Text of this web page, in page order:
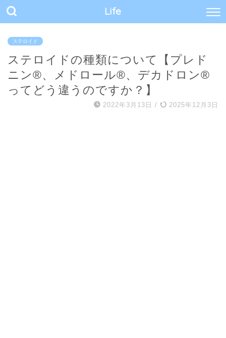
Life
ステロイド
ステロイドの種類について【プレド
ニン®︎、メドロール®︎、デカドロン®︎
ってどう違うのですか？】
2022年3月13日 / 2025年12月3日